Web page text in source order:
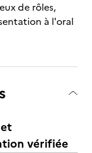
de rôles,
à l'oral
vérifiée